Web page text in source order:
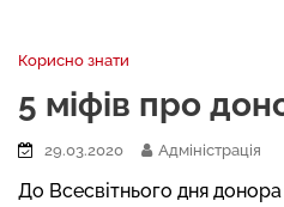
Корисно знати
5 міфів про
29.03.2020 Адміністрація
До Всесвітнього дня донора